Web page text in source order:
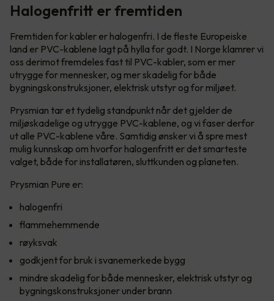
Halogenfritt er fremtiden
Fremtiden for kabler er halogenfri. I de fleste Europeiske
land er PVC-kablene lagt på hylla for godt. I Norge klamrer vi
oss derimot fremdeles fast til PVC-kabler, som er mer
utrygge for mennesker, og mer skadelig for både
bygningskonstruksjoner, elektrisk utstyr og for miljøet.
Prysmian tar et tydelig standpunkt når det gjelder de
miljøskadelige og utrygge PVC-kablene, og vi faser derfor
ut alle PVC-kablene våre. Samtidig ønsker vi å spre mest
mulig kunnskap om hvorfor halogenfritt er det smarteste
valget, både for installatøren, sluttkunden og planeten.
Prysmian Pure er:
halogenfri
flammehemmende
røyksvak
godkjent for bruk i svanemerkede bygg
mindre skadelig for både mennesker, elektrisk utstyr og
bygningskonstruksjoner under brann